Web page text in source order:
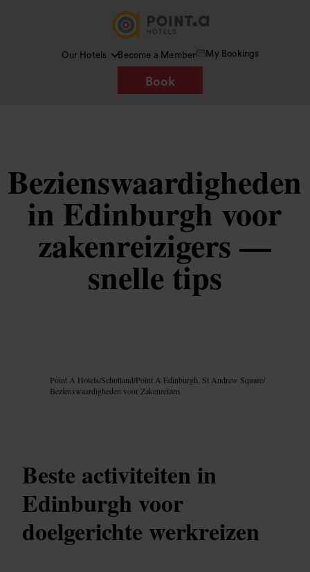
Our Hotels Become a Member My Bookings
Book
Bezienswaardigheden
in Edinburgh voor
zakenreizigers —
snelle tips
Point A Hotels/Schotland/Point A Edinburgh, St Andrew Square/
Bezienswaardigheden voor Zakenreizen
Beste activiteiten in
Edinburgh voor
doelgerichte werkreizen